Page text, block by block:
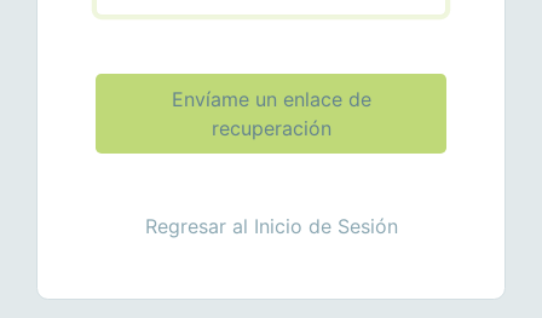
Envíame un enlace de
recuperación
Regresar al Inicio de Sesión